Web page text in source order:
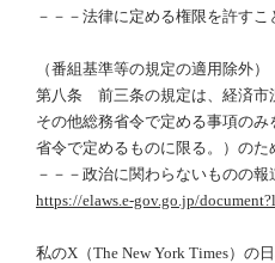
－－－法律に定める権限を許すこ
（番組基準等の規定の適用除外）
第八条 前三条の規定は、経済市
その他総務省令で定める事項の
省令で定めるものに限る。）のた
－－－政治に関わらないものの報
https://elaws.e-gov.go.jp/
私のX（The New York Times）の